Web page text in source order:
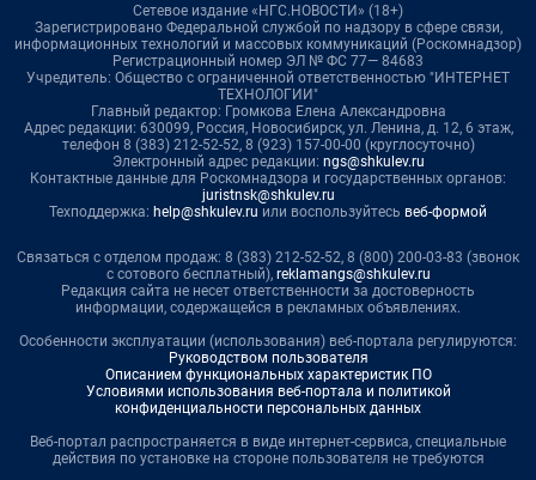
Сетевое издание «НГС.НОВОСТИ» (18+)
Зарегистрировано Федеральной службой по надзору в сфере связи,
информационных технологий и массовых коммуникаций (Роскомнадзор)
Регистрационный номер ЭЛ № ФС 77— 84683
Учредитель: Общество с ограниченной ответственностью "ИНТЕРНЕТ
ТЕХНОЛОГИИ"
Главный редактор: Громкова Елена Александровна
Адрес редакции: 630099, Россия, Новосибирск, ул. Ленина, д. 12, 6 этаж,
телефон 8 (383) 212-52-52, 8 (923) 157-00-00 (круглосуточно)
Электронный адрес редакции: ngs@shkulev.ru
Контактные данные для Роскомнадзора и государственных органов:
juristnsk@shkulev.ru
Техподдержка: help@shkulev.ru или воспользуйтесь веб-формой
Связаться с отделом продаж: 8 (383) 212-52-52, 8 (800) 200-03-83 (звонок
с сотового бесплатный), reklamangs@shkulev.ru
Редакция сайта не несет ответственности за достоверность
информации, содержащейся в рекламных объявлениях.
Особенности эксплуатации (использования) веб-портала регулируются:
Руководством пользователя
Описанием функциональных характеристик ПО
Условиями использования веб-портала и политикой
конфиденциальности персональных данных
Веб-портал распространяется в виде интернет-сервиса, специальные
действия по установке на стороне пользователя не требуются